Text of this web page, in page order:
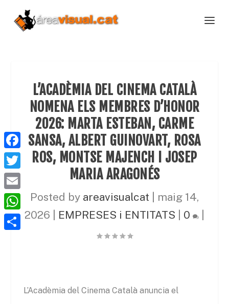
L’ACADÈMIA DEL CINEMA CATALÀ
NOMENA ELS MEMBRES D’HONOR
2026: MARTA ESTEBAN, CARME
SANSA, ALBERT GUINOVART, ROSA
ROS, MONTSE MAJENCH I JOSEP
MARIA ARAGONÉS
Posted by areavisualcat
maig 14,
2026
EMPRESES i ENTITATS 0
L’Acadèmia del Cinema Català anuncia el
F
a
c
e
b
T
w
i
t
E
m
a
W
h